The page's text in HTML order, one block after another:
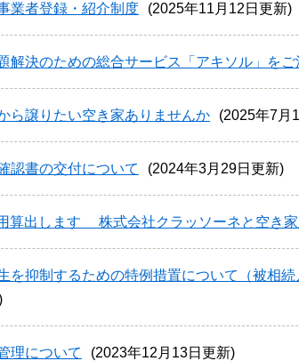
業者登録・紹介制度 2025年11月12日更新
解決のための総合サービス「アキソル」を
ら譲りたい空き家ありませんか 2025年7月
認書の交付について 2024年3月29日更新
算出します 株式会社クラッソーネと空き
を抑制するための特例措置について（被相続
理について 2023年12月13日更新